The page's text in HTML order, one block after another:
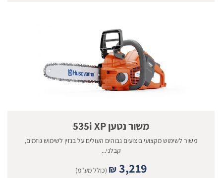
משור נטען 535i XP
משור לשימוש מקצועי ביצועים גבוהים העולים על בנזין לשימוש גוזמים,
קבלני...
₪ 3,219
(כולל מע"מ)